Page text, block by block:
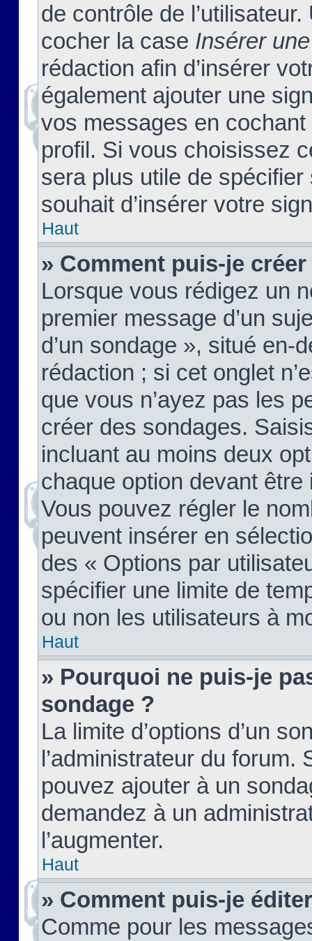
de contrôle de
cocher la case Insérer
rédaction afin d’insérer
également ajouter une
vos messages en
profil. Si vous choisissez
sera plus utile de
souhait d’insérer votre
Haut
» Comment puis-je
Lorsque vous rédigez un
premier message d’un
d’un sondage », situé en-
rédaction ; si cet onglet
que vous n’ayez pas les
créer des sondages.
incluant au moins deux
chaque option devant
Vous pouvez régler le
peuvent insérer en
des « Options par
spécifier une limite de
ou non les utilisateurs à
Haut
» Pourquoi ne puis-je
sondage ?
La limite d’options d’un
l’administrateur du forum.
pouvez ajouter à un
demandez à un
l’augmenter.
Haut
» Comment puis-je
Comme pour les